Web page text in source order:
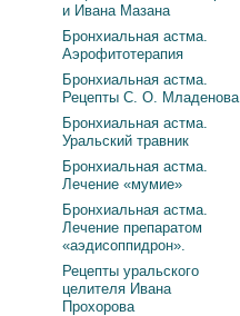
и Ивана Мазана
Бронхиальная астма.
Аэрофитотерапия
Бронхиальная астма.
Рецепты С. О. Младенова
Бронхиальная астма.
Уральский травник
Бронхиальная астма.
Лечение «мумие»
Бронхиальная астма.
Лечение препаратом
«аэдисоппидрон».
Рецепты уральского
целителя Ивана
Прохорова